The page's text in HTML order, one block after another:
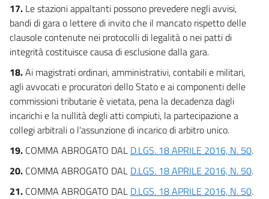
17. Le stazioni appaltanti possono prevedere negli avvisi,
bandi di gara o lettere di invito che il mancato rispetto delle
clausole contenute nei protocolli di legalità o nei patti di
integrità costituisce causa di esclusione dalla gara.
18.Ai magistrati ordinari, amministrativi, contabili e militari,
agli avvocati e procuratori dello Stato e ai componenti delle
commissioni tributarie è vietata, pena la decadenza dagli
incarichi e la nullità degli atti compiuti, la partecipazione a
collegi arbitrali o l'assunzione di incarico di arbitro unico.
19. COMMA ABROGATO DAL D.LGS. 18 APRILE 2016, N. 50.
20. COMMA ABROGATO DAL D.LGS. 18 APRILE 2016, N. 50.
21. COMMA ABROGATO DAL D.LGS. 18 APRILE 2016, N. 50.